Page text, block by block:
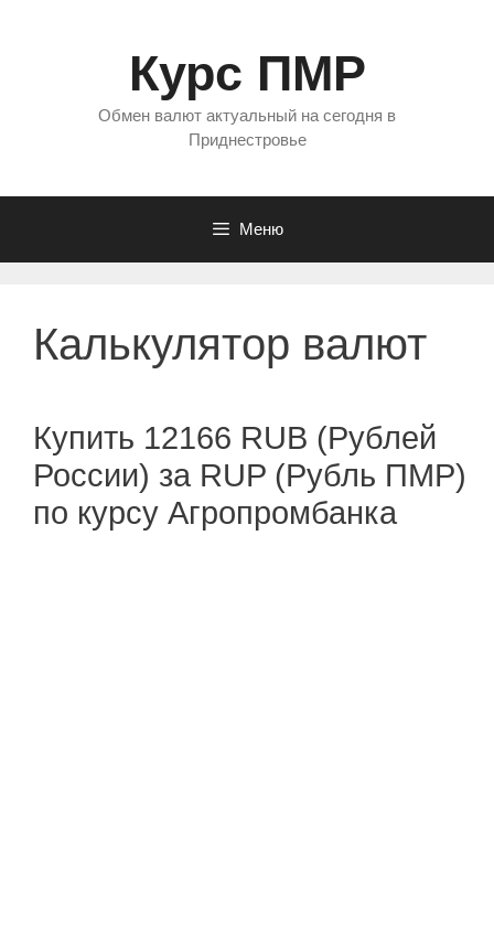
Курс ПМР
Обмен валют актуальный на сегодня в
Приднестровье
Меню
Калькулятор валют
Купить 12166 RUB (Рублей
России) за RUP (Рубль ПМР)
по курсу Агропромбанка